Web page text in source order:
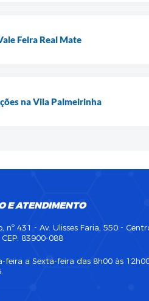
Feira Real Mate
na Vila Palmeirinha
E ATENDIMENTO
nº 431 - Av. Ulisses Faria, 550 -
83900-088
a Sexta-feira das 8h00 às